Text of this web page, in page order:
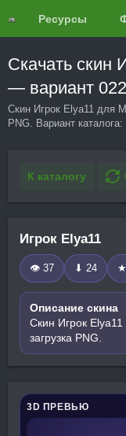
Ресурсы
Скачать скин
— вариант
Скин Игрок Elya11 для
PNG. Вариант
К каталогу
Игрок Elya11
👁 37 ⬇ 24
Описание скина
Скин Игрок
загрузка PNG.
3D ПРЕВЬЮ